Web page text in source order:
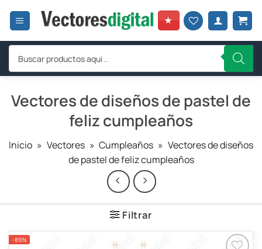
★
Búsqueda
productos
Vectores de diseños de pastel de
feliz cumpleaños
Inicio » Vectores » Cumpleaños » Vectores de diseños
de pastel de feliz cumpleaños
Filtrar
-89%